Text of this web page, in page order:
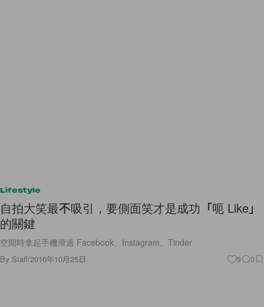
Lifestyle
自拍大笑最不吸引，要側面笑才是成功「呃 Like」
的關鍵
空閒時拿起手機滑過 Facebook、Instagram、Tinder
By Staff/2016年10月25日 9 0